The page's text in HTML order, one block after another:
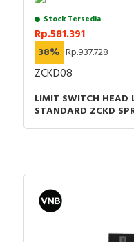
Stock Tersedia
Rp.581.391
38% Rp.937.728
ZCKD08
LIMIT SWITCH HEAD
STANDARD ZCKD